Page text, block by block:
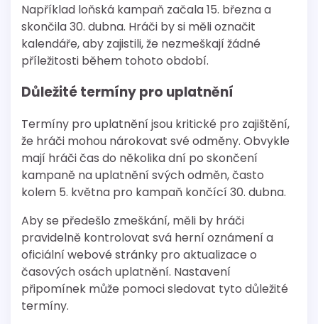
Například loňská kampaň začala 15. března a
skončila 30. dubna. Hráči by si měli označit
kalendáře, aby zajistili, že nezmeškají žádné
příležitosti během tohoto období.
Důležité termíny pro uplatnění
Termíny pro uplatnění jsou kritické pro zajištění,
že hráči mohou nárokovat své odměny. Obvykle
mají hráči čas do několika dní po skončení
kampaně na uplatnění svých odměn, často
kolem 5. května pro kampaň končící 30. dubna.
Aby se předešlo zmeškání, měli by hráči
pravidelně kontrolovat svá herní oznámení a
oficiální webové stránky pro aktualizace o
časových osách uplatnění. Nastavení
připomínek může pomoci sledovat tyto důležité
termíny.